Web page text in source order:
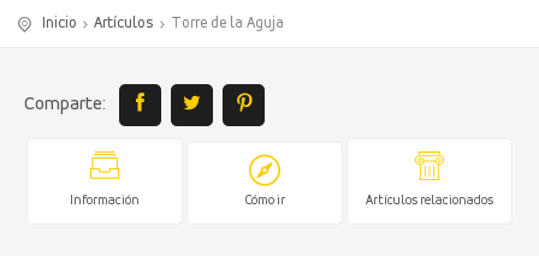
Inicio Artículos Torre de la Aguja
Comparte:
Información Cómo ir Artículos relacionados